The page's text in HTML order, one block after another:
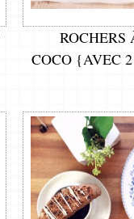
COCO {AVEC